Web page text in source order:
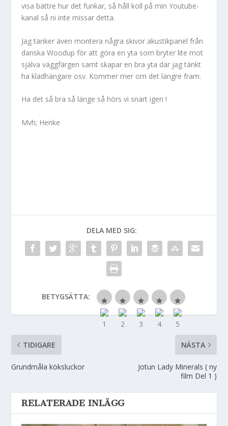
visa bättre hur det funkar, så håll koll på min Youtube-
kanal så ni inte missar detta.
Jag tänker även montera några skivor akustikpanel från
danska Woodup för att göra en yta som bryter lite mot
själva väggfärgen samt skapar en bra yta där jag tänkt
ha klädhängare osv. Kommer mer om det längre fram.
Ha det så bra så länge så hörs vi snart igen !
Mvh; Henke
DELA MED SIG:
BETYGSÄTTA:
TIDIGARE
Grundmåla köksluckor
NÄSTA
Jotun Lady Minerals ( ny
film Del 1 )
RELATERADE INLÄGG